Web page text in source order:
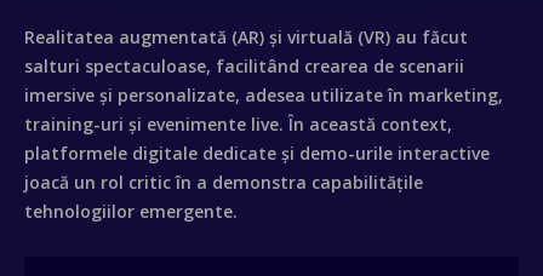
Realitatea augmentată (AR) și virtuală (VR) au făcut
salturi spectaculoase, facilitând crearea de scenarii
imersive și personalizate, adesea utilizate în marketing,
training-uri și evenimente live. În această context,
platformele digitale dedicate și demo-urile interactive
joacă un rol critic în a demonstra capabilitățile
tehnologiilor emergente.